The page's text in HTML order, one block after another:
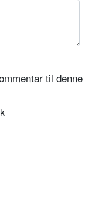
til denne